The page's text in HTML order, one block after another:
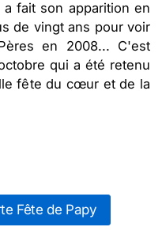
fait son apparition en
de vingt ans pour voir
en 2008... C'est
qui a été retenu
fête du cœur et de la
Fête de Papy